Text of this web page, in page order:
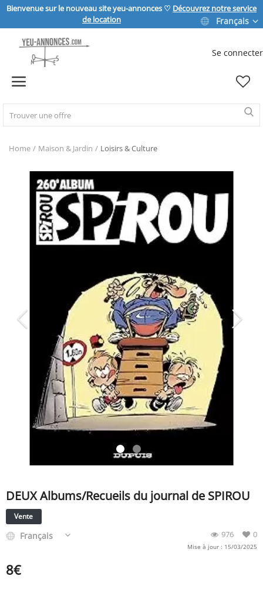
Bienvenue sur le nouveau site yeu-annonces ♡ Découvrez notre service
de location
Français
Se connecter
Home
IMMOBILIER
MAISON & JARDIN
SPORT & LOISIRS
ÉVÉNEMENT
BILLET & COVOIT'
Français
Home Maison & Jardin Loisirs & Culture
DEUX Albums/Recueils du journal de SPIROU
Vente
0
976
Français
Mise à jour : 15/03/2025
8€